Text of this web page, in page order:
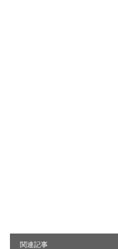
関連記事